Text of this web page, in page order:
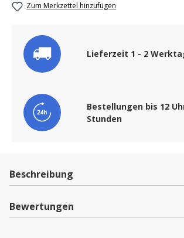
Zum Merkzettel hinzufügen
Lieferzeit 1 - 2
Bestellungen bis 12
Stunden
Beschreibung
Bewertungen